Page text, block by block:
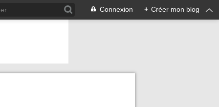
Connexion + Créer mon blog